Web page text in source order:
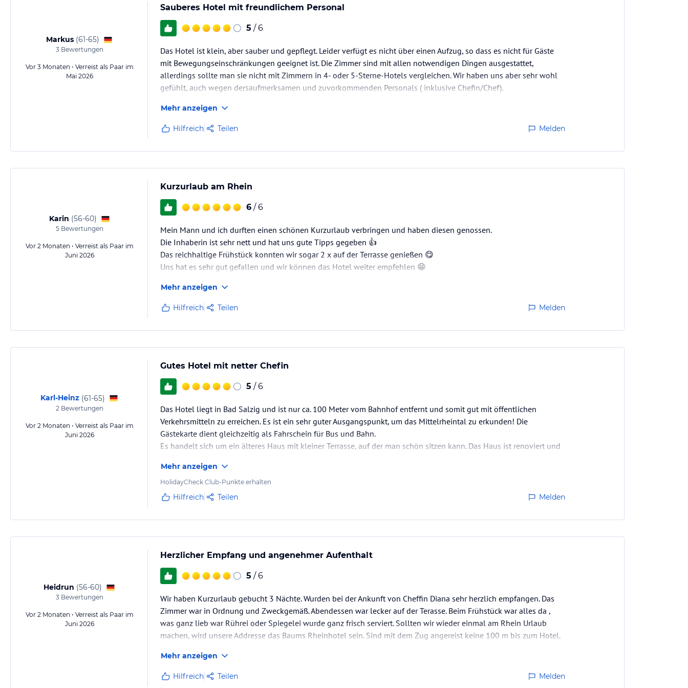
Markus (61-65)
3Bewertungen
Vor 3 Monaten • Verreist als Paar im
Mai 2026
Sauberes Hotel mit freundlichem Personal
5 / 6
Das Hotel ist klein, aber sauber und gepflegt. Leider verfügt es nicht über einen Aufzug, so dass es nicht für Gäste
mit Bewegungseinschränkungen geeignet ist. Die Zimmer sind mit allen notwendigen Dingen ausgestattet,
allerdings sollte man sie nicht mit Zimmern in 4- oder 5-Sterne-Hotels vergleichen. Wir haben uns aber sehr wohl
gefühlt, auch wegen dersaufmerksamen und zuvorkommenden Personals ( inklusive Chefin/Chef).
Mehr anzeigen
Hilfreich Teilen Melden
Karin (56-60)
5Bewertungen
Vor 2 Monaten • Verreist als Paar im
Juni 2026
Kurzurlaub am Rhein
6 / 6
Mein Mann und ich durften einen schönen Kurzurlaub verbringen und haben diesen genossen.
Die Inhaberin ist sehr nett und hat uns gute Tipps gegeben 👍
Das reichhaltige Frühstück konnten wir sogar 2 x auf der Terrasse genießen 😋
Uns hat es sehr gut gefallen und wir können das Hotel weiter empfehlen 😁
Mehr anzeigen
Hilfreich Teilen Melden
Karl-Heinz (61-65)
2Bewertungen
Vor 2 Monaten • Verreist als Paar im
Juni 2026
Gutes Hotel mit netter Chefin
5 / 6
Das Hotel liegt in Bad Salzig und ist nur ca. 100 Meter vom Bahnhof entfernt und somit gut mit öffentlichen
Verkehrsmitteln zu erreichen. Es ist ein sehr guter Ausgangspunkt, um das Mittelrheintal zu erkunden! Die
Gästekarte dient gleichzeitig als Fahrschein für Bus und Bahn.
Es handelt sich um ein älteres Haus mit kleiner Terrasse, auf der man schön sitzen kann. Das Haus ist renoviert und
Hervorzuheben ist…
Mehr anzeigen
HolidayCheck Club-Punkte erhalten
Hilfreich Teilen Melden
Heidrun (56-60)
3Bewertungen
Vor 2 Monaten • Verreist als Paar im
Juni 2026
Herzlicher Empfang und angenehmer Aufenthalt
5 / 6
Wir haben Kurzurlaub gebucht 3 Nächte. Wurden bei der Ankunft von Cheffin Diana sehr herzlich empfangen. Das
Zimmer war in Ordnung und Zweckgemäß. Abendessen war lecker auf der Terasse. Beim Frühstück war alles da ,
was ganz lieb war Rührei oder Spiegelei wurde ganz frisch serviert. Sollten wir wieder einmal am Rhein Urlaub
machen, wird unsere Addresse das Baums Rheinhotel sein. Sind mit dem Zug angereist keine 100 m bis zum Hotel.
Wir danken Diana und ihrem Team, für den schönen…
Mehr anzeigen
Hilfreich Teilen Melden